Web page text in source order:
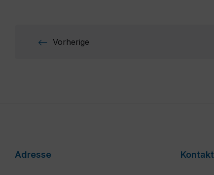
Seitennummerierung
Vorherige
Adresse Kontakt